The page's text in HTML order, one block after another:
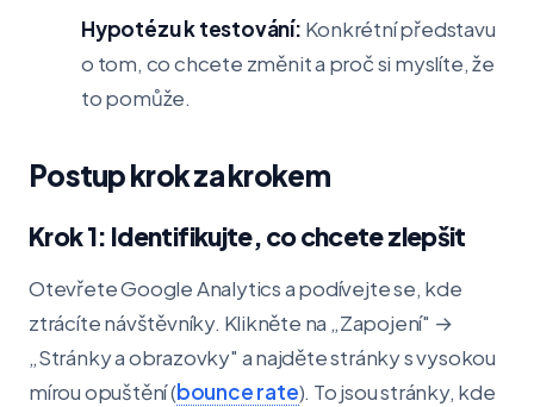
Hypotézu k testování: Konkrétní představu
o tom, co chcete změnit a proč si myslíte, že
to pomůže.
Postup krok za krokem
Krok 1: Identifikujte, co chcete zlepšit
Otevřete Google Analytics a podívejte se, kde
ztrácíte návštěvníky. Klikněte na „Zapojení" →
„Stránky a obrazovky" a najděte stránky s vysokou
mírou opuštění (bounce rate). To jsou stránky, kde